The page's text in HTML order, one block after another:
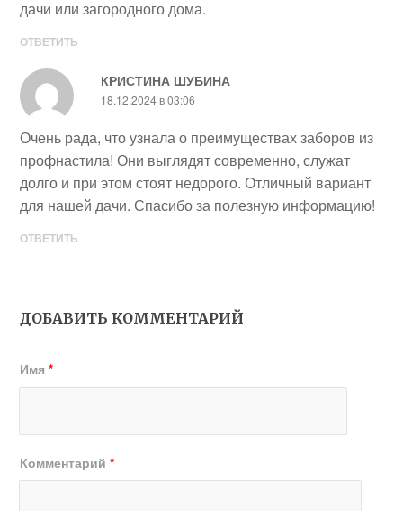
дачи или загородного дома.
ОТВЕТИТЬ
КРИСТИНА ШУБИНА
18.12.2024 в 03:06
Очень рада, что узнала о преимуществах заборов из
профнастила! Они выглядят современно, служат
долго и при этом стоят недорого. Отличный вариант
для нашей дачи. Спасибо за полезную информацию!
ОТВЕТИТЬ
ДОБАВИТЬ КОММЕНТАРИЙ
Имя*
Комментарий*